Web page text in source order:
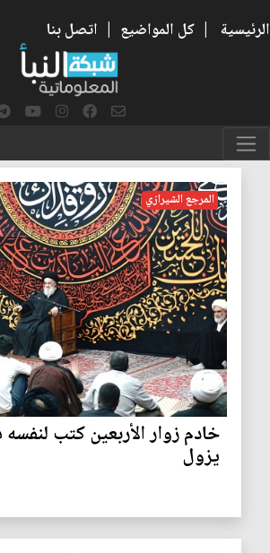
الرئيسية | كل المواضيع | اتصل بنا
صادق
المرجع الشيرازي
خادم زوار الأربعين كتب لنفسه
يزول